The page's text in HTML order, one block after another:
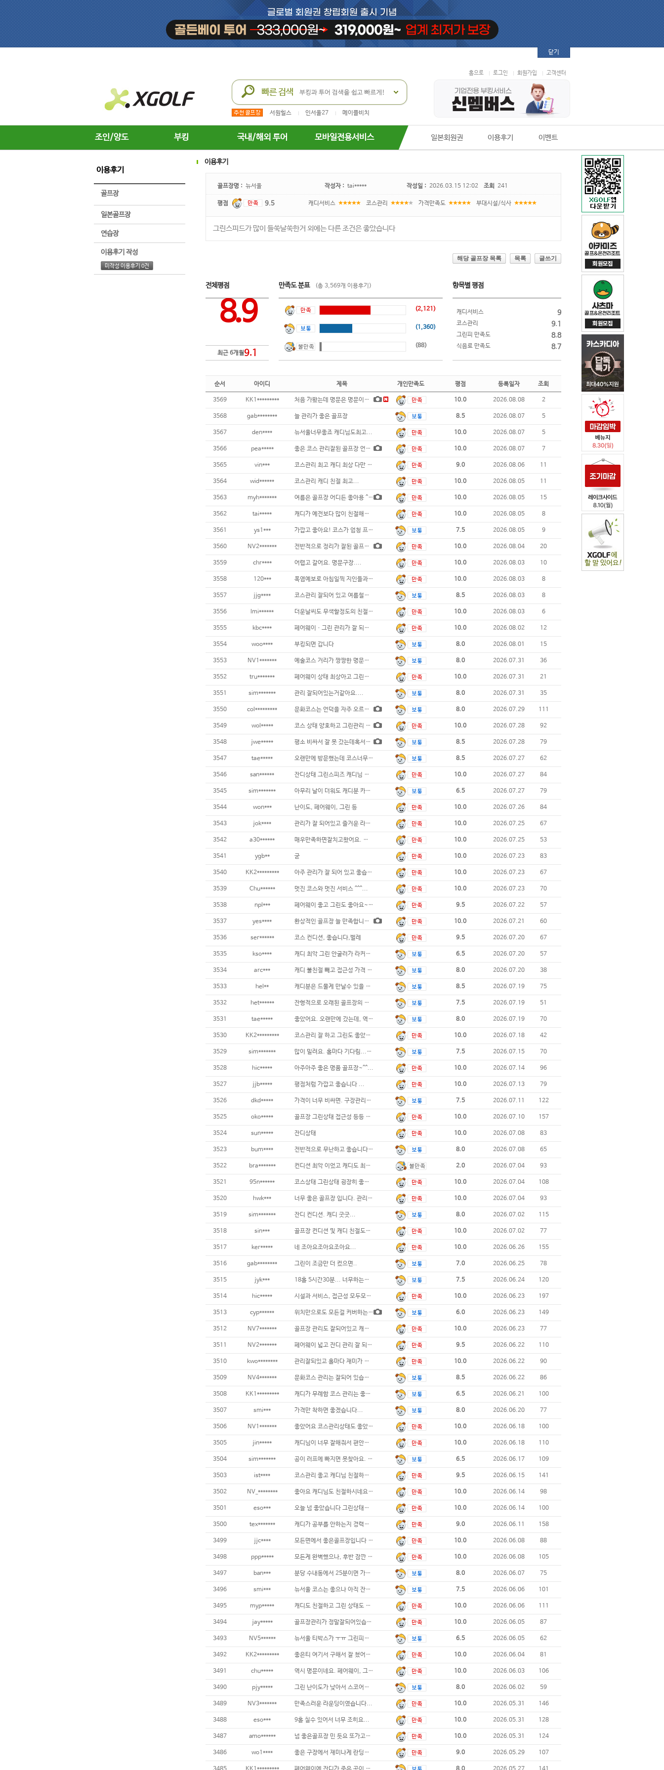
닫기
서원힐스 인서울27 메이플비치
홈으로 로그인 회원가입 고객센터
조인/양도 부킹 국내/해외 투어 모바일전용서비스 일본회원권 이용후기 이벤트
이용후기
골프장
일본골프장
연습장
이용후기 작성
미작성 이용후기 0건
이용후기
골프장명 : 뉴서울 작성자 : tai***** 작성일 : 2026.03.15 12:02 조회 241
평점 9.5 캐디서비스 코스관리 가격만족도 부대시설/식사
그린스피드가 많이 들쑥날쑥한거 외에는 다른 조건은 좋았습니다
해당 골프장 목록 목록 글쓰기
전체평점
8.9
최근 6개월9.1
만족도 분표 (총 3,569개 이용후기)
(2,121)
(1,360)
(88)
항목별 평점
캐디서비스 9
코스관리 9.1
그린피 만족도 8.8
식음료 만족도 8.7
순서 아이디 제목 개인만족도 평점 등록일자 조회
3569 KK1********* 처음 가봤는데 명문은 명문이더라구요~ 관리 10.0 2026.08.08 2
3568 gab******** 늘 관리가 좋은 골프장 8.5 2026.08.07 5
3567 den**** 뉴서울너무좋죠 캐디님도최고... 10.0 2026.08.07 5
3566 pea***** 좋은 코스 관리잘된 골프장 언제가든 기분이 10.0 2026.08.07 7
3565 vin*** 코스관리 최고 캐디 최상 다만 클럽하우스 9.0 2026.08.06 11
3564 wid****** 코스관리 캐디 친절 최고... 10.0 2026.08.05 11
3563 myh******* 여름은 골프장 어디든 좋아용 ^^ 작년 겨울 10.0 2026.08.05 15
3562 tai***** 캐디가 예전보다 많이 친절해졌고 코스관리가 10.0 2026.08.05 8
3561 ys1*** 가깝고 좋아요! 코스가 엄청 프라이빗하고 앞 7.5 2026.08.05 9
3560 NV2******* 전반적으로 정리가 잘된 골프장... 10.0 2026.08.04 20
3559 chr**** 어렵고 갈어요. 명문구장.... 10.0 2026.08.03 10
3558 120*** 폭염예보로 아침일찍 지인들과 즐거운 라운딩 10.0 2026.08.03 8
3557 jjg**** 코스관리 잘되어 있고 여름철인데도 그늘이 많 8.5 2026.08.03 8
3556 lmi****** 더운날씨도 무색할정도의 친절과 페어웨이였어 10.0 2026.08.03 6
3555 kbc**** 페어웨이ㆍ그린 관리가 잘 되어있으며 캐디분 10.0 2026.08.02 12
3554 woo**** 부킹되면 갑니다 8.0 2026.08.01 15
3553 NV1******* 예술코스 거리가 짱짱한 명문구장이네요. 8.0 2026.07.31 36
3552 tru******* 페어웨이 상태 최상아고 그린상태 및 스피드 10.0 2026.07.31 21
3551 sim******* 관리 잘되어있는거같아요.... 8.0 2026.07.31 35
3550 col********* 문화코스는 언덕을 자주 오르지만 페어웨이 8.0 2026.07.29 111
3549 wol***** 코스 상태 양호하고 그린관리 잘됨... 10.0 2026.07.28 92
3548 jwe***** 평소 비싸서 잘 못 갔는데혹서기라 할인받아 8.5 2026.07.28 79
3547 tae***** 오랜만에 방문했는데 코스너무 좋았고, 8.5 2026.07.27 62
3546 san****** 잔디상태 그린스피즈 캐디님 뭐 하나 부족하지 10.0 2026.07.27 84
3545 sim******* 아무리 날이 더워도 캐디분 카트에만 있으면 6.5 2026.07.27 79
3544 won*** 난이도, 페어웨이, 그린 등 10.0 2026.07.26 84
3543 jok**** 관리가 잘 되어있고 즐거운 라운딩이었습니다. 10.0 2026.07.25 67
3542 a30****** 매우만족하면잘치고왔어요. 캐디님도너무친절하 10.0 2026.07.25 53
3541 ygb** 굳 10.0 2026.07.23 83
3540 KK2********* 아주 관리가 잘 되어 있고 좋습니다... 10.0 2026.07.23 67
3539 Chu****** 멋진 코스와 멋진 서비스 ^^^... 10.0 2026.07.23 70
3538 npl*** 페어웨이 좋고 그린도 좋아요~~... 9.5 2026.07.22 57
3537 yes**** 환상적인 골프장 늘 만족합니다. 가까운. 10.0 2026.07.21 60
3536 ser****** 코스 컨디션, 좋습니다,벌레 9.5 2026.07.20 67
3535 kso**** 캐디 최악 그린 안굴러가 라커에서 거리측 6.5 2026.07.20 57
3534 arc*** 캐디 불친절 빼고 접근성 가격 잔디관리 다 8.0 2026.07.20 38
3533 hel** 캐디분은 드물게 만날수 있을 정도로 보조를 8.5 2026.07.19 75
3532 het****** 잔형적으로 오래된 골프장의 모습입니다. 잔디 7.5 2026.07.19 51
3531 tae***** 좋았어요. 오랜만에 갔는데, 역시! 8.0 2026.07.19 70
3530 KK2********* 코스관리 잘 하고 그린도 좋았어요... 10.0 2026.07.18 42
3529 sim******* 많이 밀려요. 홀마다 기다림....... 7.5 2026.07.15 70
3528 hic***** 아주아주 좋은 명품 골프장~^^... 10.0 2026.07.14 96
3527 jjb***** 평점처럼 가깝고 좋습니다 ... 10.0 2026.07.13 79
3526 dkd***** 가격이 너무 비싸면. 구장관리는 가격 대비 7.5 2026.07.11 122
3525 oko***** 골프장 그린상태 접근성 등등 좋습니다... 10.0 2026.07.10 157
3524 sun***** 잔디상태 10.0 2026.07.08 83
3523 bum**** 전반적으로 무난하고 좋습니다... 8.0 2026.07.08 65
3522 bra******* 컨디션 최악 이었고 캐디도 최악임 ... 2.0 2026.07.04 93
3521 95n****** 코스상태 그린상태 굉장히 좋아요... 10.0 2026.07.04 108
3520 hwk*** 너무 좋은 골프장 입니다. 관리도 항상 잘 10.0 2026.07.04 93
3519 sim******* 잔디 컨디션. 캐디 굿굿... 8.0 2026.07.02 115
3518 sin*** 골프장 컨디션 및 캐디 친절도에 만족... 10.0 2026.07.02 77
3517 ker***** 네 조아요조아요조아요... 10.0 2026.06.26 155
3516 gab******** 그린이 조금만 더 컸으면.. 7.0 2026.06.25 78
3515 jyk*** 18홀 5시간30분... 너무하는거죠? 나 7.5 2026.06.24 120
3514 hic***** 시설과 서비스, 접근성 모두모두 아주 10.0 2026.06.23 197
3513 cyp****** 위치만으로도 모든걸 커버하는 골프장. 관리 6.0 2026.06.23 149
3512 NV7******* 골프장 관리도 잘되어있고 캐디님도친절했습니다 10.0 2026.06.23 77
3511 NV2******* 페어웨이 넓고 잔디 관리 잘 되어있어요 9.5 2026.06.22 110
3510 kwo******** 관리잘되있고 홀마다 재미가 있음... 10.0 2026.06.22 90
3509 NV4******* 문화코스 관리는 잘되어 있습니다. 넓고 길어 8.5 2026.06.22 86
3508 KK1********* 캐디가 무례함 코스 관리는 좋은편 코스 6.5 2026.06.21 100
3507 smi*** 가격만 착하면 좋겠습니다... 8.0 2026.06.20 77
3506 NV1******* 좋았어요 코스관리상태도 좋았고 식음료도 10.0 2026.06.18 100
3505 jin***** 캐디님이 너무 잘해줘서 편안하게 치고 왔습니 10.0 2026.06.18 110
3504 sim******* 공이 러프에 빠지면 못찾아요. 휴~... 6.5 2026.06.17 109
3503 ist**** 코스관리 좋고 캐디님 친절하셨습니다. 락커룸 9.5 2026.06.15 141
3502 NV_******** 좋아요 캐디님도 친절하시네요... 10.0 2026.06.14 98
3501 eso*** 오늘 넘 좋았습니다 그린상태등 캐디님도 친절 10.0 2026.06.14 100
3500 tex******* 캐디가 공부를 안하는지 경력이 있는 캐디임에 9.0 2026.06.11 158
3499 jjc**** 모든면에서 좋은골프장입니다 비회원이지만 10.0 2026.06.08 88
3498 ppp***** 모든게 완벽했으나, 후반 잠깐 대기가 10.0 2026.06.08 105
3497 ban*** 분당 수내동에서 25분이면 가는 거리가성비짱 8.0 2026.06.07 75
3496 smi*** 뉴서울 코스는 좋으나 아직 잔디가 덜 올라온 7.5 2026.06.06 101
3495 myp***** 캐디도 친절하고 그린 상태도 좋았어요 ... 10.0 2026.06.06 111
3494 jay***** 골프장관리가 정말잘되어있습니다 캐디님도 수 10.0 2026.06.05 87
3493 NV5****** 뉴서울 티박스가 ㅜㅠ 그린피를 좀 내리 6.5 2026.06.05 62
3492 KK2********* 좋은티 여기서 구해서 잘 쳤어요. 역시 10.0 2026.06.04 81
3491 chu***** 역시 명문이네요. 페어웨이, 그린& 10.0 2026.06.03 106
3490 pjy***** 그린 난이도가 낮아서 스코어가 잘나옵니다!. 8.0 2026.06.02 59
3489 NV3******* 만족스러운 라운딩이였습니다... 10.0 2026.05.31 146
3488 eso*** 9홀 칠수 있어서 너무 조히요... 10.0 2026.05.31 128
3487 amo****** 넘 좋은골프장 민 듯요 또가고싶은 골프장입 10.0 2026.05.31 124
3486 wo1**** 좋은 구장에서 재미나게 란딩하고 갑니다. 캐 9.0 2026.05.29 107